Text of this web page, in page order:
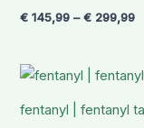
€ 145,99 –€ 299,99
fentanyl | fentanyl
€
€